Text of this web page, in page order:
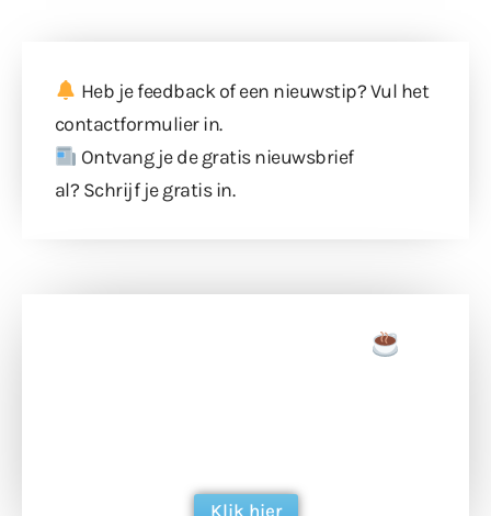
Heb je feedback of een nieuwstip? Vul het
contactformulierin.
Ontvang je de gratis nieuwsbrief
al? Schrijf je gratis in.
Klik hier